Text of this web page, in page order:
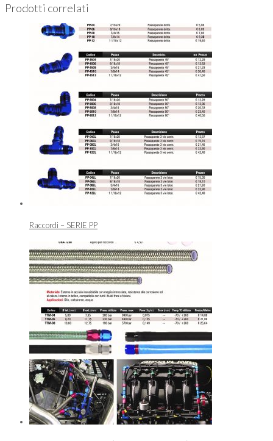
Prodotti correlati
Raccordi – SERIE PP